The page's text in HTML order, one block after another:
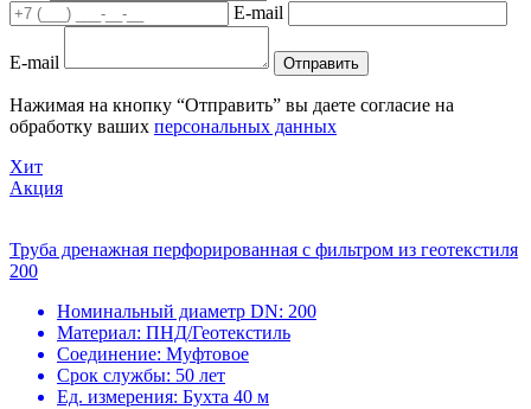
E-mail
E-mail Отправить
Нажимая на кнопку “Отправить” вы даете согласие на
обработку ваших персональных данных
Хит
Акция
Труба дренажная перфорированная с фильтром из геотекстиля
200
Номинальный диаметр DN: 200
Материал: ПНД/Геотекстиль
Соединение: Муфтовое
Срок службы: 50 лет
Ед. измерения: Бухта 40 м